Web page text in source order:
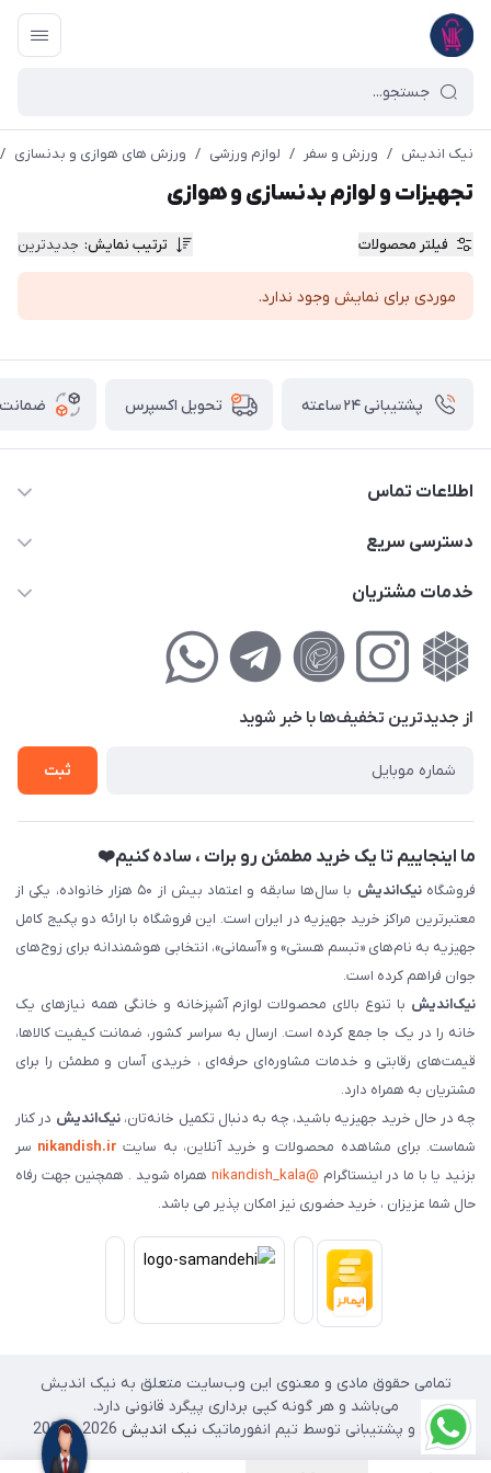
نیک اندیش / ورزش و سفر / لوازم ورزشی / ورزش های هوازی و بدنسازی /
تجهیزات و لوازم بدنسازی و هوازی
فیلتر محصولات ترتیب نمایش: جدیدترین
موردی برای نمایش وجود ندارد.
پشتیبانی ۲۴ ساعته تحویل اکسپرس ضمانت
اطلاعات تماس
02177111474
کوچه گلریز 4 غربی ، پلاک 13
دسترسی سریع
حساب کاربری
لیست محصولات
خدمات مشتریان
راهنمای‌خرید‌آنلاین
حریم خصوصی
فروش‌اقساطی
از جدید‌ترین تخفیف‌ها با‌ خبر شوید
ثبت
ما اینجاییم تا یک خرید مطمئن رو برات ، ساده کنیم❤️
فروشگاهنیک‌اندیش
با سال‌ها سابقه و اعتماد بیش از ۵۰ هزار خانواده، یکی از
معتبرترین مراکز خرید جهیزیه در ایران است. این فروشگاه با ارائه دو پکیج کامل
جهیزیه به نام‌های «تبسم هستی» و «آسمانی»، انتخابی هوشمندانه برای زوج‌های
جوان فراهم کرده است.
نیک‌اندیش با تنوع بالای محصولات لوازم آشپزخانه و خانگی همه نیازهای یک
خانه را در یک جا جمع کرده است. ارسال به سراسر کشور، ضمانت کیفیت کالاها،
قیمت‌های رقابتی و خدمات مشاوره‌ای حرفه‌ای ، خریدی آسان و مطمئن را برای
مشتریان به همراه دارد.
چه در حال خرید جهیزیه باشید، چه به دنبال تکمیل خانه‌تان،نیک‌اندیش در کنار
شماست. برای مشاهده محصولات و خرید آنلاین، به سایت nikandish.ir سر
بزنید یا با ما در اینستاگرام @nikandish_kala
همراه شوید . همچنین جهت رفاه
حال شما عزیزان ، خرید حضوری نیز امکان پذیر می باشد.
تمامی حقوق مادی و معنوی این وب‌سایت متعلق به نیک اندیش
می‌باشد و هر گونه کپی برداری پیگرد قانونی دارد.
طراحی و پشتیبانی توسط تیم انفورماتیک نیک اندیش 2026 - 2025